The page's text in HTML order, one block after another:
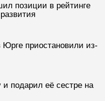
позиции в рейтинге
Юрге приостановили из-
и подарил её сестре на